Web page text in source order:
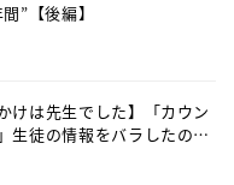
”【後編】
けは先生でした】「カウン
生徒の情報をバラしたの